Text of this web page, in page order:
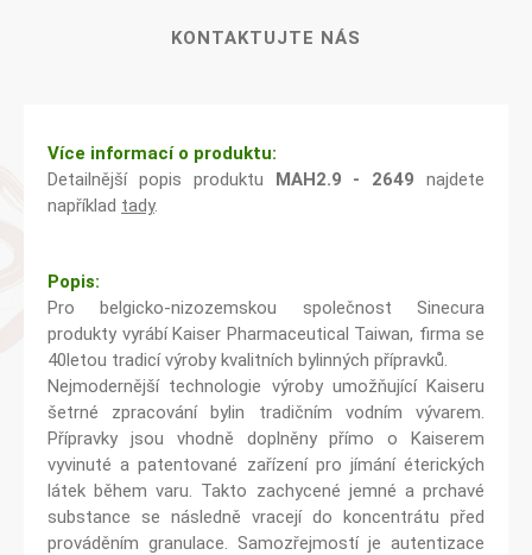
KONTAKTUJTE NÁS
Více informací o produktu:
Detailnější popis produktu MAH2.9 - 2649 najdete
například tady.
Popis:
Pro belgicko-nizozemskou společnost Sinecura
produkty vyrábí Kaiser Pharmaceutical Taiwan, firma se
40letou tradicí výroby kvalitních bylinných přípravků.
Nejmodernější technologie výroby umožňující Kaiseru
šetrné zpracování bylin tradičním vodním vývarem.
Přípravky jsou vhodně doplněny přímo o Kaiserem
vyvinuté a patentované zařízení pro jímání éterických
látek během varu. Takto zachycené jemné a prchavé
substance se následně vracejí do koncentrátu před
prováděním granulace. Samozřejmostí je autentizace